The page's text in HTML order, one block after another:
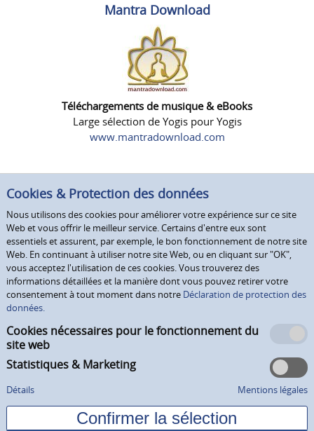
Mantra Download
Téléchargements de musique & eBooks
Large sélection de Yogis pour Yogis
www.mantradownload.com
Cookies & Protection des données
Nous utilisons des cookies pour améliorer votre expérience sur ce site
Web et vous offrir le meilleur service. Certains d'entre eux sont
essentiels et assurent, par exemple, le bon fonctionnement de notre site
Web. En continuant à utiliser notre site Web, ou en cliquant sur "OK",
vous acceptez l'utilisation de ces cookies. Vous trouverez des
informations détaillées et la manière dont vous pouvez retirer votre
consentement à tout moment dans notre Déclaration de protection des
données.
Cookies nécessaires pour le fonctionnement du
site web
Statistiques & Marketing
Détails Mentions légales